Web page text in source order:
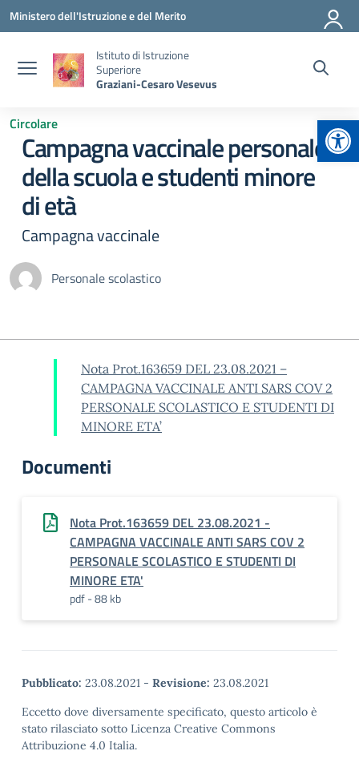
Vai ai contenuti
Vai al menu di navigazione
Vai al footer
Ministero dell'Istruzione e del Merito
Istituto di Istruzione
Superiore
Graziani-Cesaro Vesevus
Circolare
Campagna vaccinale personale
della scuola e studenti minore
di età
Campagna vaccinale
Personale scolastico
Nota Prot.163659 DEL 23.08.2021 –
CAMPAGNA VACCINALE ANTI SARS COV 2
PERSONALE SCOLASTICO E STUDENTI DI
MINORE ETA’
Documenti
Nota Prot.163659 DEL 23.08.2021 -
CAMPAGNA VACCINALE ANTI SARS COV 2
PERSONALE SCOLASTICO E STUDENTI DI
MINORE ETA'
pdf - 88 kb
Pubblicato: 23.08.2021 - Revisione: 23.08.2021
Eccetto dove diversamente specificato, questo articolo è
stato rilasciato sotto Licenza Creative Commons
Attribuzione 4.0 Italia.